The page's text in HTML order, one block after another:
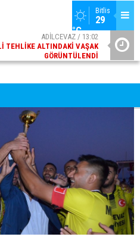
Bitlis
29
°C
ADİLCEVAZ / 13:02
TEHLIKE ALTINDAKI VAŞAK
GÖRÜNTÜLENDI